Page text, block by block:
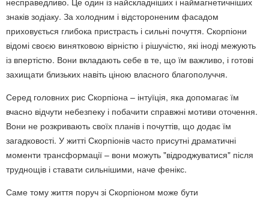
знаків зодіаку. За холодним і відстороненим фасадом
приховується глибока пристрасть і сильні почуття. Скорпіони
відомі своєю винятковою вірністю і рішучістю, які іноді межують
із впертістю. Вони вкладають себе в те, що їм важливо, і готові
захищати близьких навіть ціною власного благополуччя.
Серед головних рис Скорпіона – інтуїція, яка допомагає їм
вчасно відчути небезпеку і побачити справжні мотиви оточення.
Вони не розкривають своїх планів і почуттів, що додає їм
загадковості. У житті Скорпіонів часто присутні драматичні
моменти трансформації – вони можуть "відроджуватися" після
труднощів і ставати сильнішими, наче фенікс.
Саме тому життя поруч зі Скорпіоном може бути